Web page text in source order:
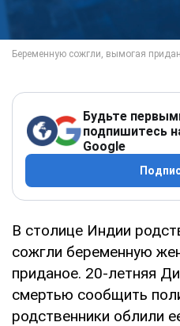
Будьте
подпишитесь
Google
В столице Индии
сожгли беременную
приданое. 20-летняя
смертью сообщить
родственники облили